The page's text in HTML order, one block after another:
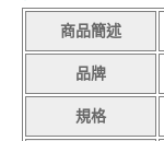
商品簡述
品牌
規格